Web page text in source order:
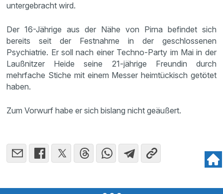
untergebracht wird.
Der 16-Jährige aus der Nähe von Pirna befindet sich
bereits seit der Festnahme in der geschlossenen
Psychiatrie. Er soll nach einer Techno-Party im Mai in der
Laußnitzer Heide seine 21-jährige Freundin durch
mehrfache Stiche mit einem Messer heimtückisch getötet
haben.
Zum Vorwurf habe er sich bislang nicht geäußert.